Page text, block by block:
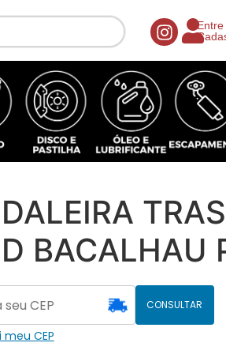
Entre
BACALHAU
CONSULTAR
meu CEP